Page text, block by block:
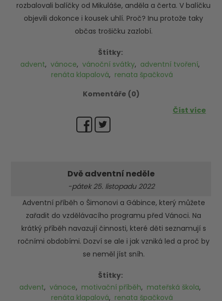
rozbalovali balíčky od Mikuláše, anděla a čerta. V balíčku
objevili dokonce i kousek uhlí. Proč? Inu protože taky
občas trošičku zazlobí.
Štítky:
advent, vánoce, vánoční svátky, adventní tvoření,
renáta klapalová, renata špačková
Komentáře (0)
Číst více
Dvě adventní neděle
-pátek 25. listopadu 2022
Adventní příběh o Šimonovi a Gábince, který můžete
zařadit do vzdělávacího programu před Vánoci. Na
krátký příběh navazují činnosti, které děti seznamují s
ročními obdobími. Dozví se ale i jak vzniká led a proč by
se neměl jíst sníh.
Štítky:
advent, vánoce, motivační příběh, mateřská škola,
renáta klapalová, renata špačková